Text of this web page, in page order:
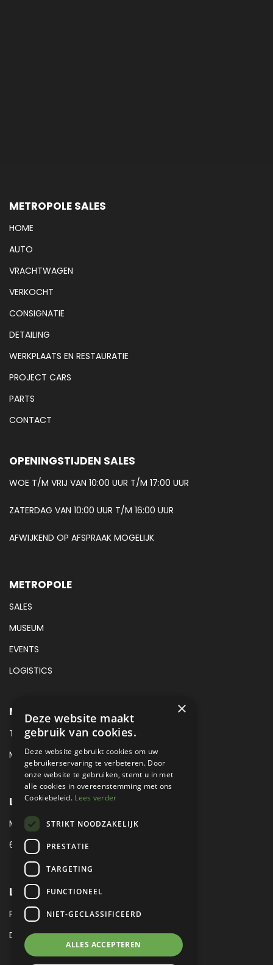
METROPOLE SALES
HOME
AUTO
VRACHTWAGEN
VERKOCHT
CONSIGNATIE
DETAILING
WERKPLAATS EN RESTAURATIE
PROJECT CARS
PARTS
CONTACT
OPENINGSTIJDEN SALES
WOE T/M VRIJ VAN 10:00 UUR T/M 17:00 UUR
ZATERDAG VAN 10:00 UUR T/M 16:00 UUR
AFWIJKEND OP AFSPRAAK MOGELIJK
METROPOLE
SALES
MUSEUM
EVENTS
LOGISTICS
METROPOLE SALES CONTACT
TEL:+31 (0) 88 425 94 00
MAIL:SALES@METROPOLE.NL
LOCATIE
MEUBELLAAN 1 / VIA ENZO FERRARI
6651 KV DRUTEN / THE NETHERLANDS
LEGAL
PRIVACY VERKLARING
DISCLAIMER|SITEMAP
×
Deze website maakt
gebruik van cookies.
Deze website gebruikt cookies om uw
gebruikerservaring te verbeteren. Door
onze website te gebruiken, stemt u in met
alle cookies in overeenstemming met ons
Cookiebeleid. Lees verder
STRIKT NOODZAKELIJK
PRESTATIE
TARGETING
FUNCTIONEEL
NIET-GECLASSIFICEERD
ALLES ACCEPTEREN